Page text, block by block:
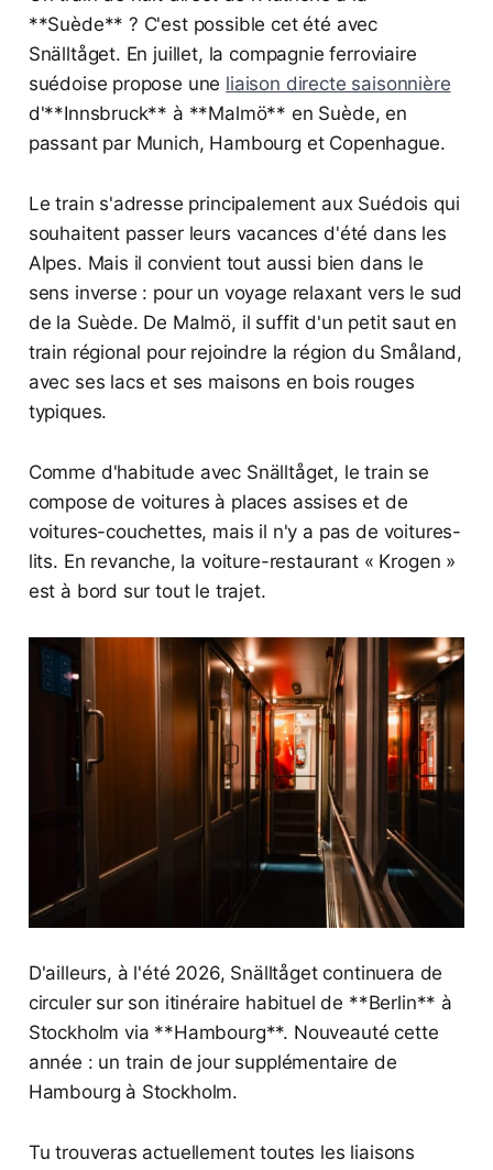
**Suède** ? C'est possible cet été avec
Snälltåget. En juillet, la compagnie ferroviaire
suédoise propose une liaison directe saisonnière
d'**Innsbruck** à **Malmö** en Suède, en
passant par Munich, Hambourg et Copenhague.
Le train s'adresse principalement aux Suédois qui
souhaitent passer leurs vacances d'été dans les
Alpes. Mais il convient tout aussi bien dans le
sens inverse : pour un voyage relaxant vers le sud
de la Suède. De Malmö, il suffit d'un petit saut en
train régional pour rejoindre la région du Småland,
avec ses lacs et ses maisons en bois rouges
typiques.
Comme d'habitude avec Snälltåget, le train se
compose de voitures à places assises et de
voitures-couchettes, mais il n'y a pas de voitures-
lits. En revanche, la voiture-restaurant « Krogen »
est à bord sur tout le trajet.
D'ailleurs, à l'été 2026, Snälltåget continuera de
circuler sur son itinéraire habituel de **Berlin** à
Stockholm via **Hambourg**. Nouveauté cette
année : un train de jour supplémentaire de
Hambourg à Stockholm.
Tu trouveras actuellement toutes les liaisons